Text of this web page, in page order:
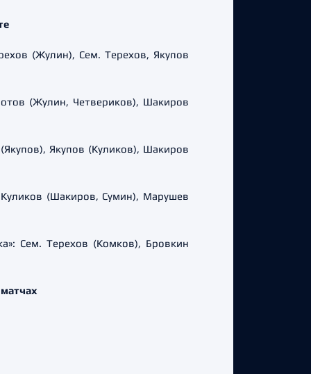
(Жулин), Сем. Терехов, Якупов
(Жулин, Четвериков), Шакиров
Якупов (Куликов), Шакиров
(Шакиров, Сумин), Марушев
Сем. Терехов (Комков), Бровкин